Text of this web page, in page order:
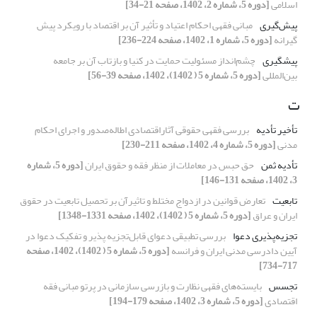
اسلامی[دوره 5، شماره 2، 1402، صفحه 21-34]
پیش‌گیری مبانی فقهی احکام اعتیاد و تأثیر آن بر اقتصاد با رویکرد پیش
گیرانه[دوره 5، شماره 1، 1402، صفحه 224-236]
پیشگیری چشم‌انداز مسئولیت حمایت در کنیا و بازتاب آن بر جامعه
بین‌المللی[دوره 5، شماره 5 ( 1402)، 1402، صفحه 39-56]
ت
تأخیر تأدیه بررسی فقهی حقوقی آثاراقتصادی اطاله‌صدور و اجرای احکام
مدنی[دوره 5، شماره 4، 1402، صفحه 211-230]
تأدیه ثمن حق حبس در معاملات از منظر فقه و حقوق ایران [دوره 5، شماره
3، 1402، صفحه 131-146]
تابعیت تعارض قوانین در ازدواج مختلط و تاثیرآن بر تحصیل تابعیت در حقوق
ایران و عراق[دوره 5، شماره 5 ( 1402)، 1402، صفحه 1331-1348]
تجزیه‌پذیری دعوا بررسی تطبیقی دعوای قابل‌تجزیه پذیر و تفکیک دعوا در
آیین دادرسی مدنی ایران و فرانسه [دوره 5، شماره 5 ( 1402)، 1402، صفحه
717-734]
تجسس بایسته‌های فقهی نظارت و بازرسی سازمانی در پرتو مبانی فقه
اقتصادی[دوره 5، شماره 3، 1402، صفحه 179-194]